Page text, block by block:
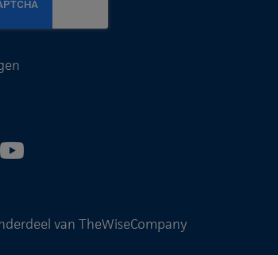
van TheWiseCompany